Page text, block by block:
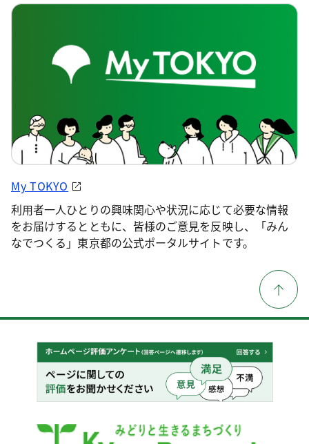
My TOKYO
利用者一人ひとりの興味関心や状況に応じて必要な情報
をお届けするとともに、皆様のご意見を反映し、「みん
なでつくる」東京都の公式ポータルサイトです。